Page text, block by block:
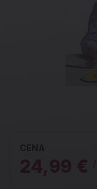
CENA
24,99 €